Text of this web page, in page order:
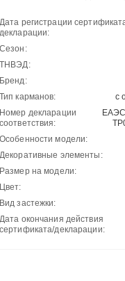
-50%
00
Дата регистрации
декларации:
Сезон:
ТНВЭД:
Бренд:
Тип карманов:
с
Номер декларации
соответствия:
Особенности модели:
Декоративные элементы:
Размер на модели:
Цвет:
Вид застежки:
Дата окончания действия
сертификата/декларации: